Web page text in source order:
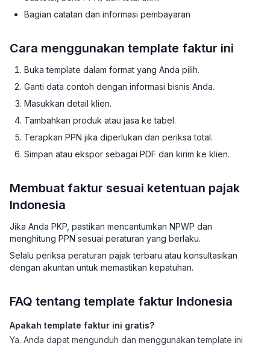
Bagian catatan dan informasi pembayaran
Cara menggunakan template faktur ini
Buka template dalam format yang Anda pilih.
Ganti data contoh dengan informasi bisnis Anda.
Masukkan detail klien.
Tambahkan produk atau jasa ke tabel.
Terapkan PPN jika diperlukan dan periksa total.
Simpan atau ekspor sebagai PDF dan kirim ke klien.
Membuat faktur sesuai ketentuan pajak
Indonesia
Jika Anda PKP, pastikan mencantumkan NPWP dan
menghitung PPN sesuai peraturan yang berlaku.
Selalu periksa peraturan pajak terbaru atau konsultasikan
dengan akuntan untuk memastikan kepatuhan.
FAQ tentang template faktur Indonesia
Apakah template faktur ini gratis?
Ya. Anda dapat mengunduh dan menggunakan template ini